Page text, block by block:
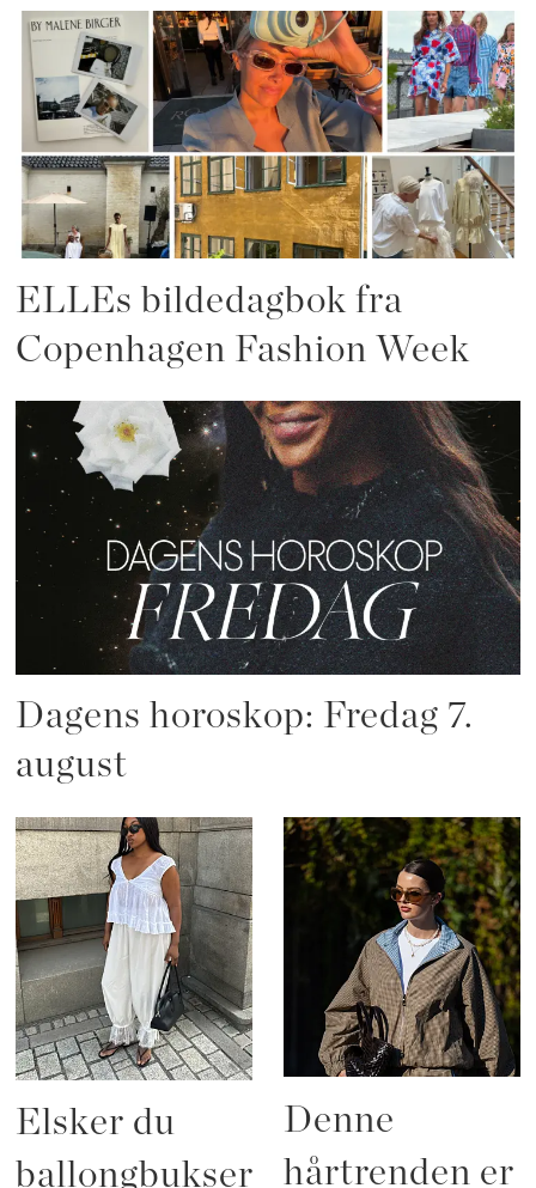
ELLEs bildedagbok fra
Copenhagen Fashion Week
Dagens horoskop: Fredag 7.
august
Elsker du
ballongbukser?
Denne
hårtrenden er